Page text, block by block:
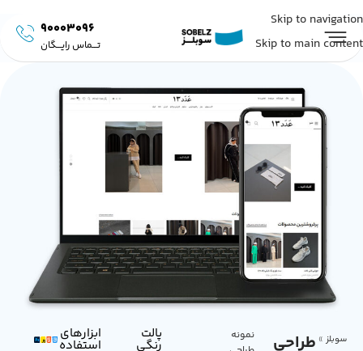
Skip to navigation
Skip to main content
90003096
تـــماس رایـــگان
سوبلز » طراحی
نمونه
پالت
رنگی
ابزار‌های
استفاده